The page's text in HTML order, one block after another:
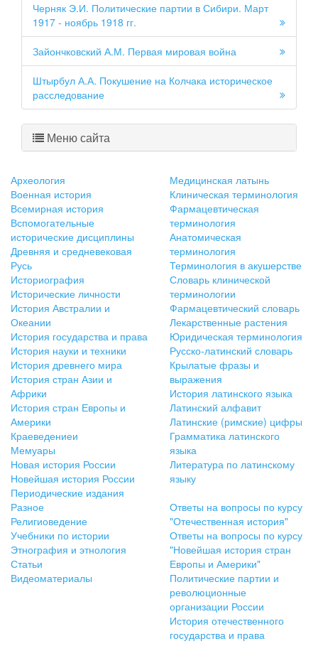
Черняк Э.И. Политические партии в Сибири. Март
1917 - ноябрь 1918 гг.
Зайончковский А.М. Первая мировая война
Штырбул А.А. Покушение на Колчака историческое
расследование
Меню сайта
Археология
Военная история
Всемирная история
Вспомогательные
исторические дисциплины
Древняя и средневековая
Русь
Историография
Исторические личности
История Австралии и
Океании
История государства и права
История науки и техники
История древнего мира
История стран Азии и
Африки
История стран Европы и
Америки
Краеведениеи
Мемуары
Новая история России
Новейшая история России
Периодические издания
Разное
Религиоведение
Учебники по истории
Этнография и этнология
Статьи
Видеоматериалы
Медицинская латынь
Клиническая терминология
Фармацевтическая
терминология
Анатомическая
терминология
Терминология в акушерстве
Словарь клинической
терминологии
Фармацевтический словарь
Лекарственные растения
Юридическая терминология
Русско-латинский словарь
Крылатые фразы и
выражения
История латинского языка
Латинский алфавит
Латинские (римские) цифры
Грамматика латинского
языка
Литература по латинскому
языку
Ответы на вопросы по курсу
"Отечественная история"
Ответы на вопросы по курсу
"Новейшая история стран
Европы и Америки"
Политические партии и
революционные
организации России
История отечественного
государства и права